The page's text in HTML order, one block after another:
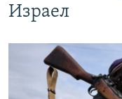
Израел